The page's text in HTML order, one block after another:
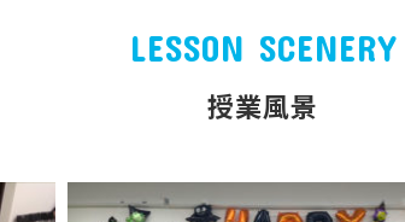
LESSON SCENERY
授業風景